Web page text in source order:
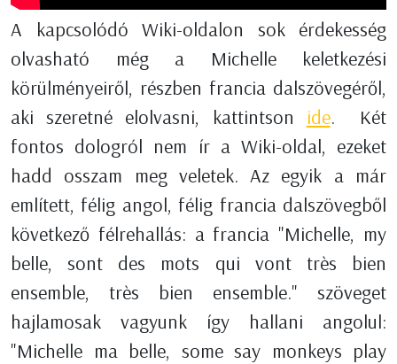
A kapcsolódó Wiki-oldalon sok érdekesség
olvasható még a Michelle keletkezési
körülményeiről, részben francia dalszövegéről,
aki szeretné elolvasni, kattintson ide. Két
fontos dologról nem ír a Wiki-oldal, ezeket
hadd osszam meg veletek. Az egyik a már
említett, félig angol, félig francia dalszövegből
következő félrehallás: a francia "Michelle, my
belle, sont des mots qui vont très bien
ensemble, très bien ensemble." szöveget
hajlamosak vagyunk így hallani angolul:
"Michelle ma belle, some say monkeys play